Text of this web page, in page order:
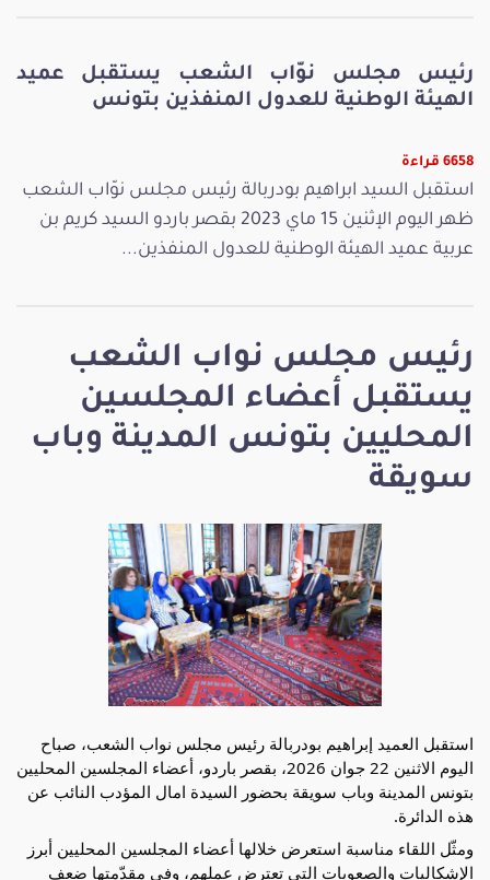
رئيس مجلس نواب الشعب
يستقبل أعضاء المجلسين
المحليين بتونس المدينة وباب
سويقة
هذه الدائرة.
رئيس مجلس نوّاب الشعب يستقبل عميد
الهيئة الوطنية للعدول المنفذين بتونس
6658 قراءة
استقبل السيد ابراهيم بودربالة رئيس مجلس نوّاب الشعب
ظهر اليوم الإثنين 15 ماي 2023 بقصر باردو السيد كريم بن
عربية عميد الهيئة الوطنية للعدول المنفذين...